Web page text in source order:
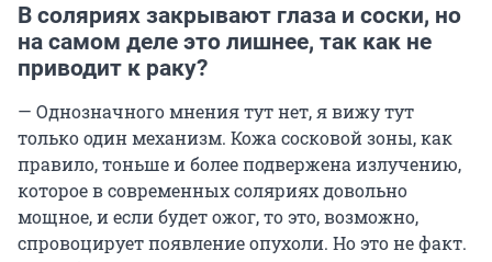
В соляриях закрывают глаза и соски, но
на самом деле это лишнее, так как не
приводит к раку?
— Однозначного мнения тут нет, я вижу тут
только один механизм. Кожа сосковой зоны, как
правило, тоньше и более подвержена излучению,
которое в современных соляриях довольно
мощное, и если будет ожог, то это, возможно,
спровоцирует появление опухоли. Но это не факт.